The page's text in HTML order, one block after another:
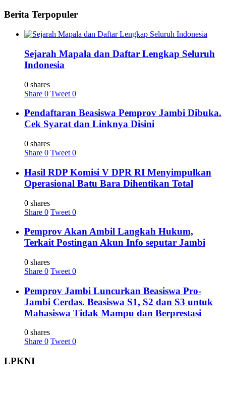
Berita Terpopuler
Sejarah Mapala dan Daftar Lengkap Seluruh
Indonesia
0 shares
Share 0 Tweet 0
Pendaftaran Beasiswa Pemprov Jambi Dibuka.
Cek Syarat dan Linknya Disini
0 shares
Share 0 Tweet 0
Hasil RDP Komisi V DPR RI Menyimpulkan
Operasional Batu Bara Dihentikan Total
0 shares
Share 0 Tweet 0
Pemprov Akan Ambil Langkah Hukum,
Terkait Postingan Akun Info seputar Jambi
0 shares
Share 0 Tweet 0
Pemprov Jambi Luncurkan Beasiswa Pro-
Jambi Cerdas. Beasiswa S1, S2 dan S3 untuk
Mahasiswa Tidak Mampu dan Berprestasi
0 shares
Share 0 Tweet 0
LPKNI